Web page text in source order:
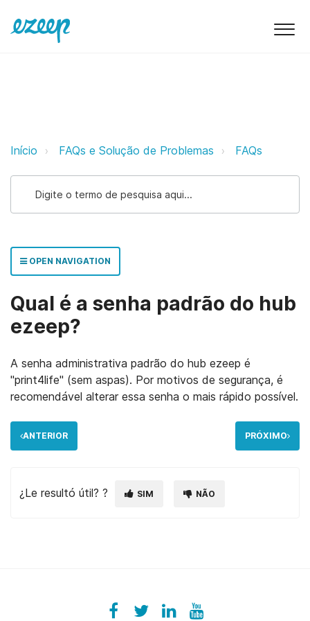
Qual é a senha padrão do hub
Início FAQs e Solução de Problemas FAQs
OPEN NAVIGATION
Qual é a senha padrão do hub
ezeep?
A senha administrativa padrão do hub ezeep é
"print4life" (sem aspas). Por motivos de segurança, é
recomendável alterar essa senha o mais rápido possível.
ANTERIOR PRÓXIMO
¿Le resultó útil? ? SIM NÃO
Facebook
ezeeplive
Twitter
ezeepLinkedIn
ezeepYouTube